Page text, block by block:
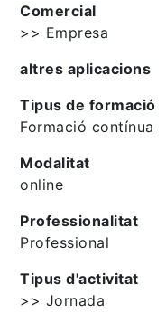
Comercial
>> Empresa
altres aplicacions
Tipus de formació
Formació contínua
Modalitat
online
Professionalitat
Professional
Tipus d'activitat
>> Jornada